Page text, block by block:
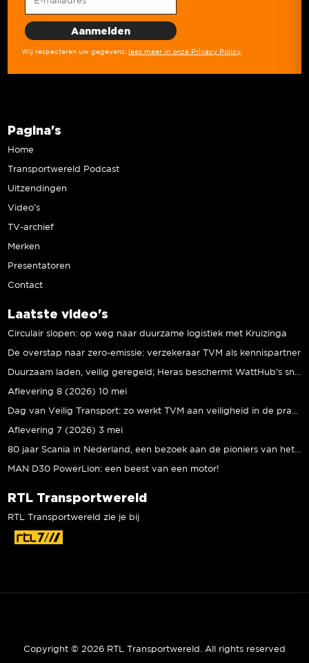
Wij respecteren uw gegevens, lees meer in onze Privacy Policy.
Pagina's
Home
Transportwereld Podcast
Uitzendingen
Video’s
TV-archief
Merken
Presentatoren
Contact
Laatste video's
Circulair slopen: op weg naar duurzame logistiek met Kruizinga
De overstap naar zero-emissie: verzekeraar TVM als kennispartner
Aflevering 8 (2026) 10 mei
Aflevering 7 (2026) 3 mei
MAN D30 PowerLion: een beest van een motor!
RTL Transportwereld
RTL Transportwereld zie je bij
Copyright © 2026 RTL Transportwereld. All rights reserved